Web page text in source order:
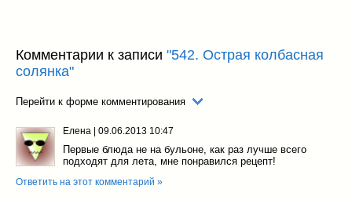
Комментарии к записи "542. Острая колбасная
солянка"
Перейти к форме комментирования
Елена | 09.06.2013 10:47
Первые блюда не на бульоне, как раз лучше всего
подходят для лета, мне понравился рецепт!
Ответить на этот комментарий »